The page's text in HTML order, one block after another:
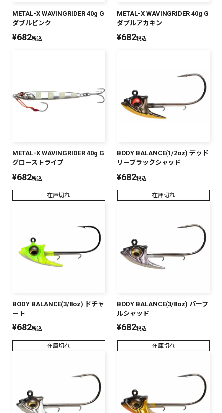
全て
リセット この内容で検索する
METAL-X WAVINGRIDER 40g G
ダブルピンク
¥682税込
METAL-X WAVINGRIDER 40g G
ダブルアカキン
¥682税込
METAL-X WAVINGRIDER 40g G
グローストライプ
¥682税込
在庫切れ
BODY BALANCE(1/2oz) デッド
リーブラックシャッド
¥682税込
在庫切れ
BODY BALANCE(3/8oz) ドチャ
ート
¥682税込
在庫切れ
BODY BALANCE(3/8oz) パープ
ルシャッド
¥682税込
在庫切れ